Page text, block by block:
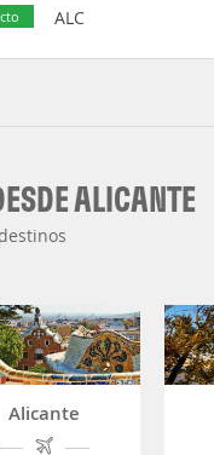
ALC
ALICANTE
Alicante